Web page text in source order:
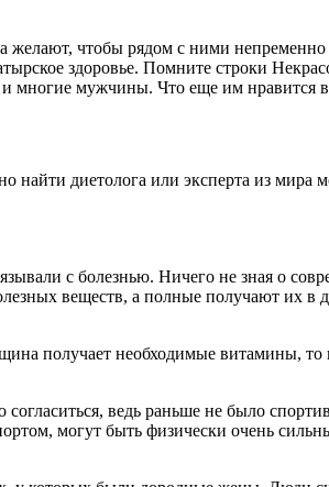
желают, чтобы рядом с ними непременно
здоровье. Помните строки
и многие мужчины. Что еще им нравится
найти диетолога или эксперта из мира
с болезнью. Ничего не зная о
веществ, а полные получают их в
получает необходимые витамины, то
ведь раньше не было
могут быть физически очень